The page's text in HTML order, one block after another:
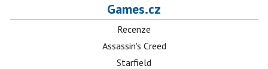
Games.cz
Recenze
Assassin's Creed
Starfield